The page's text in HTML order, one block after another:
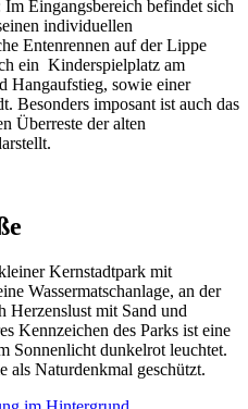
Eingangsbereich befindet sich
individuellen
Entenrennen auf der Lippe
ein Kinderspielplatz am
Hangaufstieg, sowie einer
Besonders imposant ist auch das
Überreste der alten
Kernstadtpark mit
Wassermatschanlage, an der
Herzenslust mit Sand und
Kennzeichen des Parks ist eine
Sonnenlicht dunkelrot leuchtet.
als Naturdenkmal geschützt.